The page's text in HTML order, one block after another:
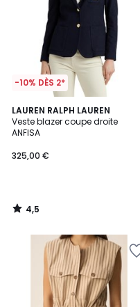
-10% DÈS 2*
LAUREN RALPH LAUREN
Veste blazer coupe droite
ANFISA
325,00 €
4,5
/ 5
4,5
/